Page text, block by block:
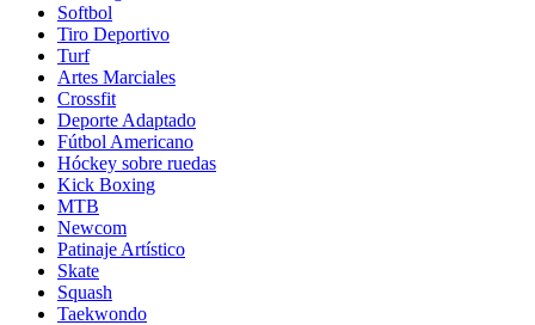
Softbol
Tiro Deportivo
Turf
Artes Marciales
Crossfit
Deporte Adaptado
Fútbol Americano
Hóckey sobre ruedas
Kick Boxing
MTB
Newcom
Patinaje Artístico
Skate
Squash
Taekwondo